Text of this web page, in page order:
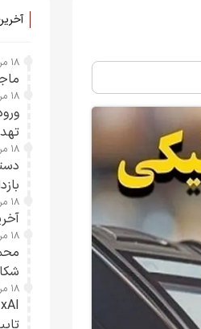
۱۸ مرداد ۱۴۰۵ / ۱۶:۴۴
۱۸ مرداد ۱۴۰۵ / ۱۵:۴۱
۱۸ مرداد ۱۴۰۵ / ۱۴:۴۷
۱۸ مرداد ۱۴۰۵ / ۱۳:۱۶
۱۸ مرداد ۱۴۰۵ / ۱۳:۰۰
۱۸ مرداد ۱۴۰۵ / ۱۰:۴۲